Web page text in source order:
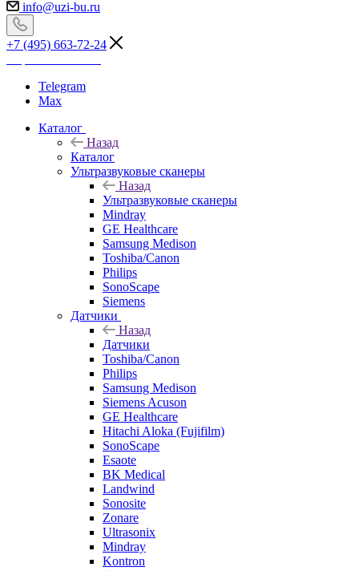
info@uzi-bu.ru
+7 (495) 663-72-24
Telegram
Max
Каталог
Назад
Каталог
Ультразвуковые сканеры
Назад
Ультразвуковые сканеры
Mindray
GE Healthcare
Samsung Medison
Toshiba/Canon
Philips
SonoScape
Siemens
Датчики
Назад
Датчики
Toshiba/Canon
Philips
Samsung Medison
Siemens Acuson
GE Healthcare
Hitachi Aloka (Fujifilm)
SonoScape
Esaote
BK Medical
Landwind
Sonosite
Zonare
Ultrasonix
Mindray
Kontron